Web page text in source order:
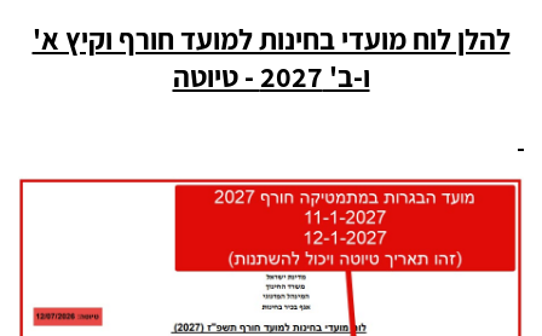
להלן לוח מועדי בחינות למועד חורף וקיץ א'
ו-ב' 2027 - טיוטה